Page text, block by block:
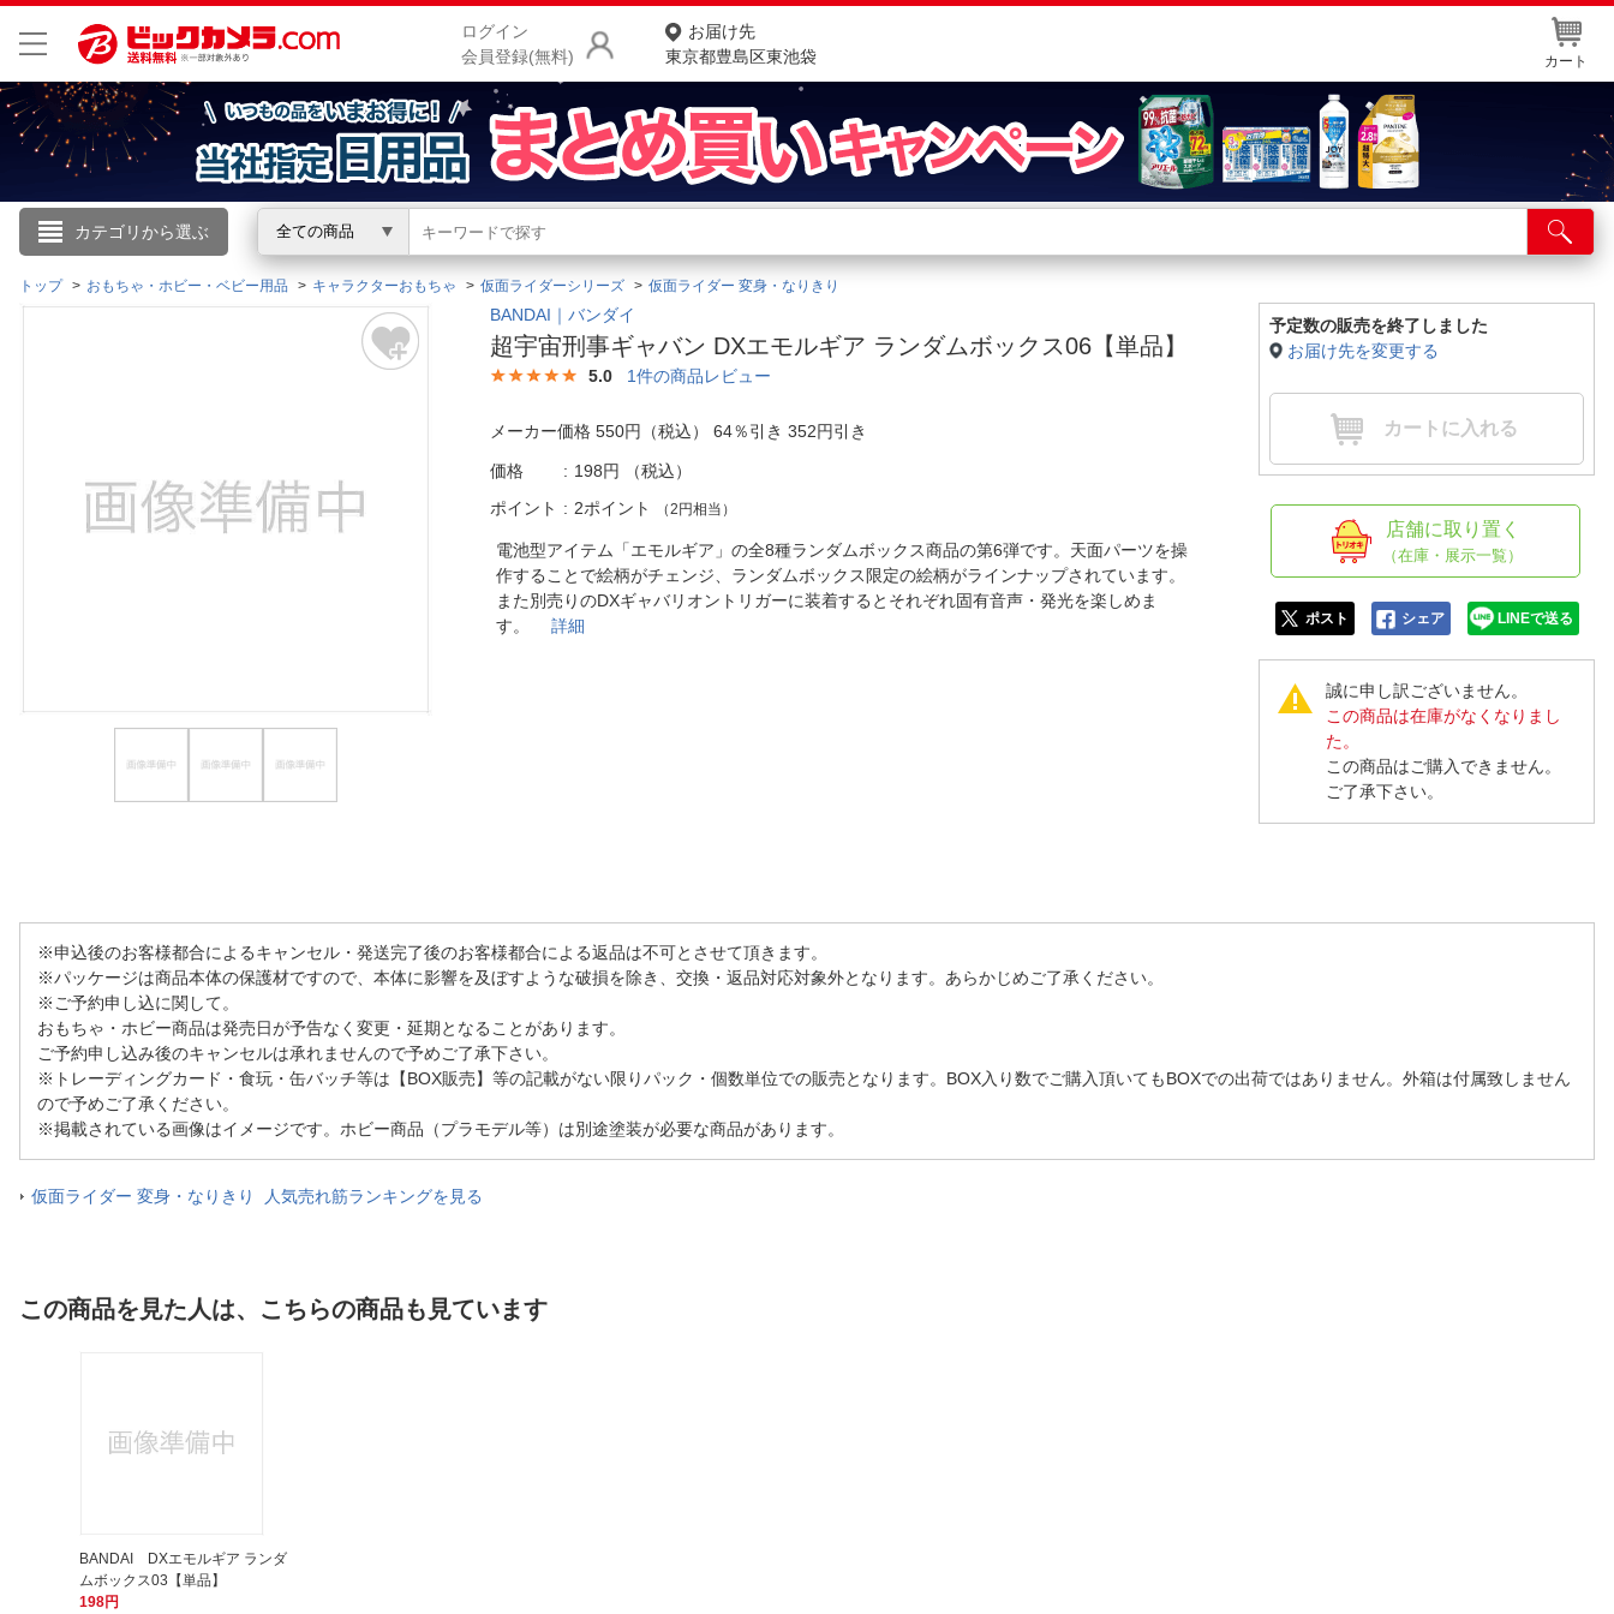
ログイン
会員登録(無料)
お届け先
東京都豊島区東池袋
カート
カテゴリから選ぶ 全ての商品
こんにちは
ログイン
閲覧履歴
商品をさがす
ランキングからさがす
カテゴリ一覧からさがす
お客様サポート
ご利用ガイド
よくある質問・お問合せ
ご利用規約
店舗サービス
ネット取り置き
店舗情報・店舗一覧
法人窓口
IR情報
トップ おもちゃ・ホビー・ベビー用品 キャラクターおもちゃ 仮面ライダーシリーズ 仮面ライダー 変身・なりきり
BANDAI｜バンダイ
超宇宙刑事ギャバン DXエモルギア ランダムボックス06【単品】
5.0 1件の商品レビュー
メーカー価格 550円（税込） 64％引き 352円引き
価格 198円
（税込）
ポイント
2ポイント （2円相当）
電池型アイテム「エモルギア」の全8種ランダムボックス商品の第6弾です。天面パーツを操
作することで絵柄がチェンジ、ランダムボックス限定の絵柄がラインナップされています。
また別売りのDXギャバリオントリガーに装着するとそれぞれ固有音声・発光を楽しめま
す。詳細
予定数の販売を終了しました
お届け先を変更する
カートに入れる
店舗に取り置く
（在庫・展示一覧）
ポスト シェア LINEで送る
誠に申し訳ございません。
この商品は在庫がなくなりまし
た。
この商品はご購入できません。
ご了承下さい。
※申込後のお客様都合によるキャンセル・発送完了後のお客様都合による返品は不可とさせて頂きます。
※パッケージは商品本体の保護材ですので、本体に影響を及ぼすような破損を除き、交換・返品対応対象外となります。あらかじめご了承ください。
※ご予約申し込に関して。
おもちゃ・ホビー商品は発売日が予告なく変更・延期となることがあります。
ご予約申し込み後のキャンセルは承れませんので予めご了承下さい。
※トレーディングカード・食玩・缶バッチ等は【BOX販売】等の記載がない限りパック・個数単位での販売となります。BOX入り数でご購入頂いてもBOXでの出荷ではありません。外箱は付属致しません
ので予めご了承ください。
※掲載されている画像はイメージです。ホビー商品（プラモデル等）は別途塗装が必要な商品があります。
仮面ライダー 変身・なりきり 人気売れ筋ランキングを見る
この商品を見た人は、こちらの商品も見ています
BANDAI DXエモルギア ランダ
ムボックス03【単品】
198円